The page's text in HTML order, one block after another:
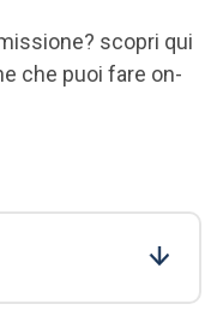
scopri qui
che puoi fare on-